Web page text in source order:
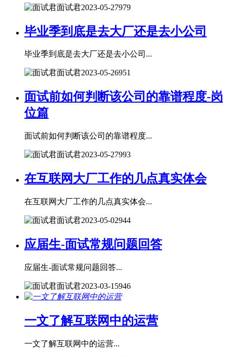
面试君2023-05-27979
毕业季到底是去大厂还是去小公司
毕业季到底是去大厂还是去小公司...
面试君2023-05-26951
面试前如何判断该公司的靠谱程度-岗
位篇
面试前如何判断该公司的靠谱程度...
面试君2023-05-27993
在互联网大厂工作的几点真实体会
在互联网大厂工作的几点真实体会...
面试君2023-05-02944
应届生-面试常规问题回答
应届生-面试常规问题回答...
面试君2023-03-15946
一文了解互联网中的运营
一文了解互联网中的运营...